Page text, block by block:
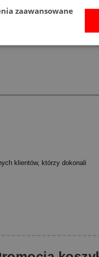
zł
klientów, którzy dokonali
zaawansowane